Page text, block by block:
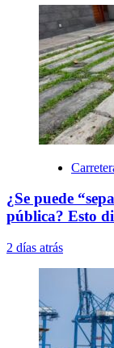
¿Se puede
pública? Esto
2 días atrás